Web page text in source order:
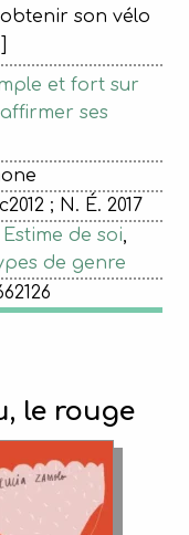
son vélo
et fort sur
ses
; N. É. 2017
Estime de soi,
de genre
le rouge